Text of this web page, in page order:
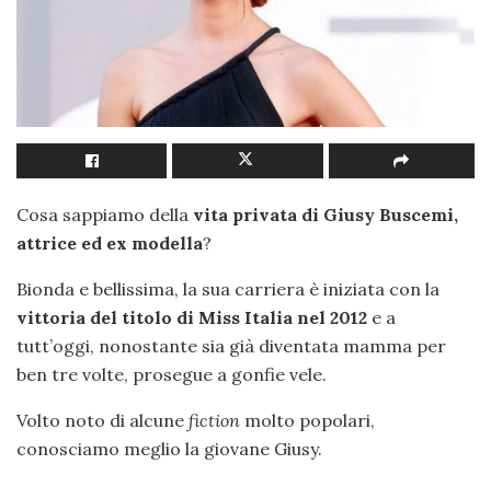
Cosa sappiamo della vita privata di Giusy Buscemi,
attrice ed ex modella?
Bionda e bellissima, la sua carriera è iniziata con la
vittoria del titolo di Miss Italia nel 2012 e a
tutt’oggi, nonostante sia già diventata mamma per
ben tre volte, prosegue a gonfie vele.
Volto noto di alcune fiction molto popolari,
conosciamo meglio la giovane Giusy.